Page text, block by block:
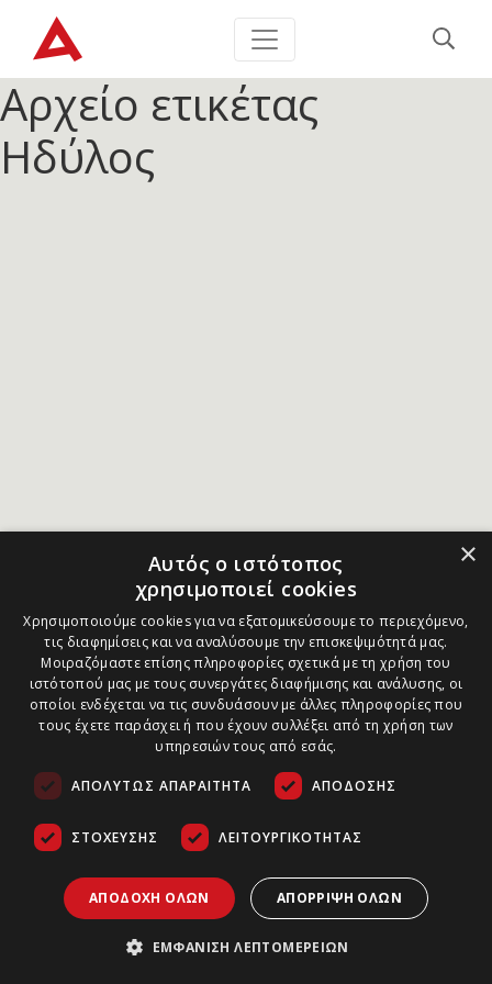
Αρχείο ετικέτας
Ηδύλος
×
Αυτός ο ιστότοπος
χρησιμοποιεί cookies
Χρησιμοποιούμε cookies για να εξατομικεύσουμε το περιεχόμενο,
τις διαφημίσεις και να αναλύσουμε την επισκεψιμότητά μας.
Μοιραζόμαστε επίσης πληροφορίες σχετικά με τη χρήση του
ιστότοπού μας με τους συνεργάτες διαφήμισης και ανάλυσης, οι
οποίοι ενδέχεται να τις συνδυάσουν με άλλες πληροφορίες που
τους έχετε παράσχει ή που έχουν συλλέξει από τη χρήση των
υπηρεσιών τους από εσάς.
ΑΠΟΛΎΤΩΣ ΑΠΑΡΑΊΤΗΤΑ ΑΠΌΔΟΣΗΣ
ΣΤΌΧΕΥΣΗΣ ΛΕΙΤΟΥΡΓΙΚΌΤΗΤΑΣ
ΑΠΟΔΟΧΉ ΌΛΩΝ ΑΠΌΡΡΙΨΗ ΌΛΩΝ
ΕΜΦΆΝΙΣΗ ΛΕΠΤΟΜΕΡΕΙΏΝ